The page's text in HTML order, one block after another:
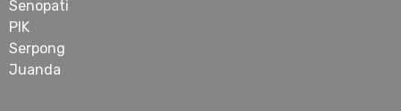
Senopati
PIK
Serpong
Juanda